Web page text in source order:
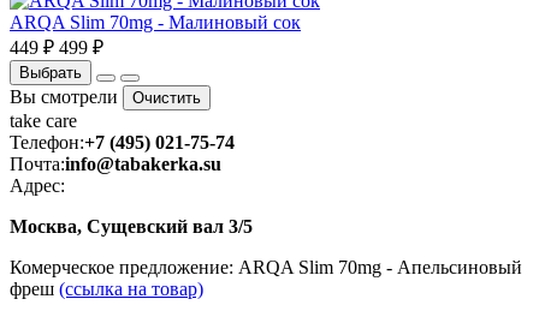
ARQA Slim 70mg - Малиновый сок
449 ₽ 499 ₽
Выбрать
Вы смотрели Очистить
take care
Телефон:+7 (495) 021-75-74
Почта:info@tabakerka.su
Адрес:
Москва, Сущевский вал 3/5
Комерческое предложение: ARQA Slim 70mg - Апельсиновый
фреш (ссылка на товар)